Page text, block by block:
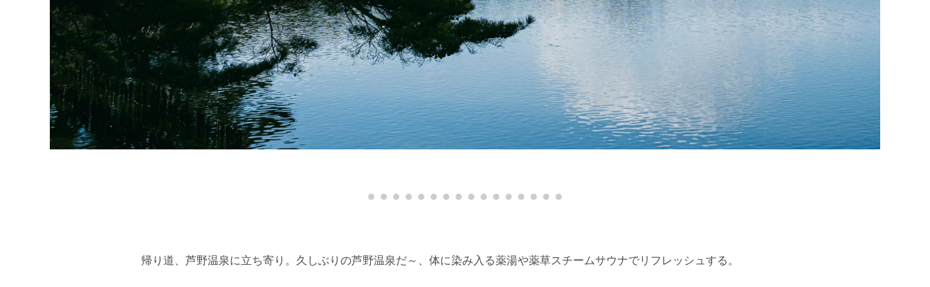
帰り道、芦野温泉に立ち寄り。久しぶりの芦野温泉だ～、体に染み入る薬湯や薬草スチームサウナでリフレッシュする。